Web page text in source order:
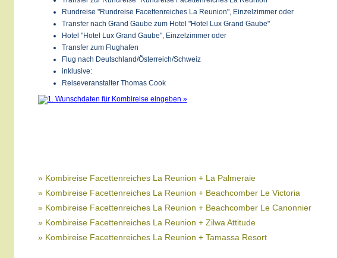
Rundreise "Rundreise Facettenreiches La Reunion", Einzelzimmer oder
Transfer nach Grand Gaube zum Hotel "Hotel Lux Grand Gaube"
Hotel "Hotel Lux Grand Gaube", Einzelzimmer oder
Transfer zum Flughafen
Flug nach Deutschland/Österreich/Schweiz
inklusive:
Reiseveranstalter Thomas Cook
» Kombireise Facettenreiches La Reunion + La Palmeraie
» Kombireise Facettenreiches La Reunion + Beachcomber Le Victoria
» Kombireise Facettenreiches La Reunion + Beachcomber Le Canonnier
» Kombireise Facettenreiches La Reunion + Zilwa Attitude
» Kombireise Facettenreiches La Reunion + Tamassa Resort